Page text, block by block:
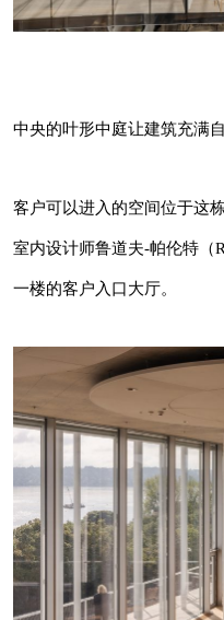
侧，内部由法国室内
面向日内瓦湖的双高
间。
中央的叶形中庭让建筑充满
客户可以进入的空间位于这
室内设计师鲁道夫-帕伦特（
一楼的客户入口大厅。